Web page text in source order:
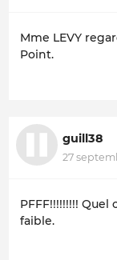
Mme LEVY
Point.
guill38
27
PFFF!!!!!!!!!
faible.